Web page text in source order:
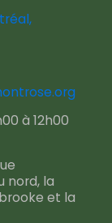
à 12h00
nord, la
et la